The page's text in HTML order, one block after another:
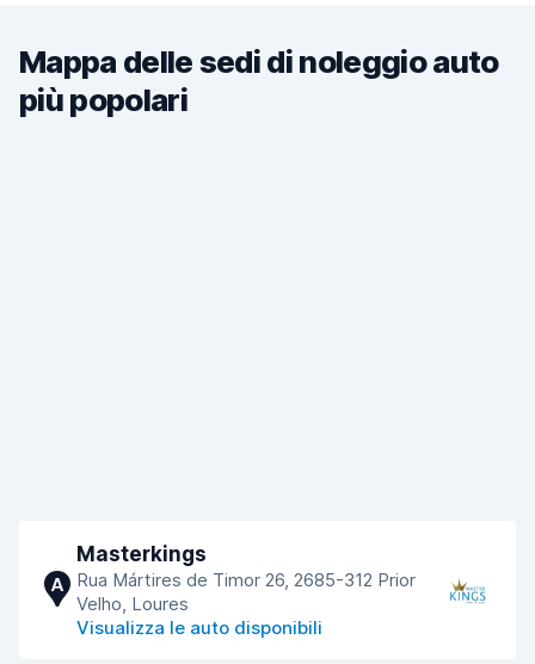
Mappa delle sedi di noleggio auto
più popolari
A
Masterkings
Rua Mártires de Timor 26, 2685-312 Prior
Velho, Loures
Visualizza le auto disponibili